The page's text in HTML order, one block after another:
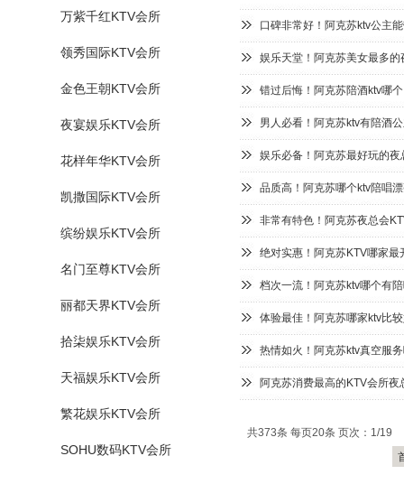
万紫千红KTV会所
领秀国际KTV会所
金色王朝KTV会所
夜宴娱乐KTV会所
花样年华KTV会所
凯撒国际KTV会所
缤纷娱乐KTV会所
名门至尊KTV会所
丽都天界KTV会所
拾柒娱乐KTV会所
天福娱乐KTV会所
繁花娱乐KTV会所
SOHU数码KTV会所
口碑非常好！阿克苏ktv公主
娱乐天堂！阿克苏美女最多
错过后悔！阿克苏陪酒ktv哪
男人必看！阿克苏ktv有陪酒
娱乐必备！阿克苏最好玩的
品质高！阿克苏哪个ktv陪唱
非常有特色！阿克苏夜总会
绝对实惠！阿克苏KTV哪家
档次一流！阿克苏ktv哪个有
体验最佳！阿克苏哪家ktv比
热情如火！阿克苏ktv真空服
阿克苏消费最高的KTV会所
共373条 每页20条 页次：1/19